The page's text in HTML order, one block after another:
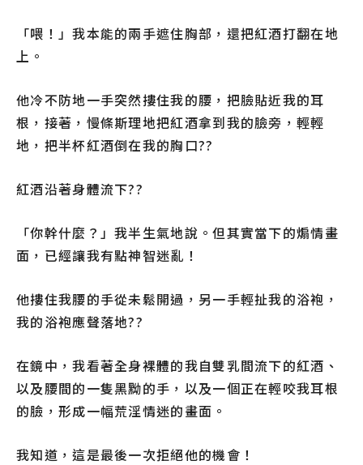
「喂！」我本能的兩手遮住胸部，還把紅酒打翻在地
上。
他冷不防地一手突然摟住我的腰，把臉貼近我的耳
根，接著，慢條斯理地把紅酒拿到我的臉旁，輕輕
地，把半杯紅酒倒在我的胸口??
紅酒沿著身體流下??
「你幹什麼？」我半生氣地說。但其實當下的煽情畫
面，已經讓我有點神智迷亂！
他摟住我腰的手從未鬆開過，另一手輕扯我的浴袍，
我的浴袍應聲落地??
在鏡中，我看著全身裸體的我自雙乳間流下的紅酒、
以及腰間的一隻黑黝的手，以及一個正在輕咬我耳根
的臉，形成一幅荒淫情迷的畫面。
我知道，這是最後一次拒絕他的機會！